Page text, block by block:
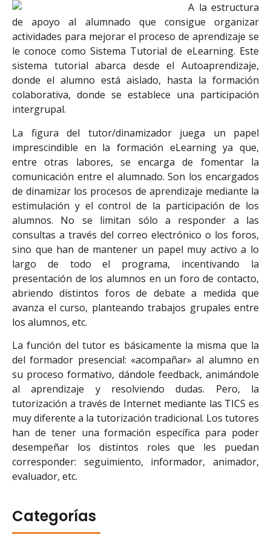
A la estructura
de apoyo al alumnado que consigue organizar
actividades para mejorar el proceso de aprendizaje se
le conoce como Sistema Tutorial de eLearning. Este
sistema tutorial abarca desde el Autoaprendizaje,
donde el alumno está aislado, hasta la formación
colaborativa, donde se establece una participación
intergrupal.
La figura del tutor/dinamizador juega un papel
imprescindible en la formación eLearning ya que,
entre otras labores, se encarga de fomentar la
comunicación entre el alumnado. Son los encargados
de dinamizar los procesos de aprendizaje mediante la
estimulación y el control de la participación de los
alumnos. No se limitan sólo a responder a las
consultas a través del correo electrónico o los foros,
sino que han de mantener un papel muy activo a lo
largo de todo el programa, incentivando la
presentación de los alumnos en un foro de contacto,
abriendo distintos foros de debate a medida que
avanza el curso, planteando trabajos grupales entre
los alumnos, etc.
La función del tutor es básicamente la misma que la
del formador presencial: «acompañar» al alumno en
su proceso formativo, dándole feedback, animándole
al aprendizaje y resolviendo dudas. Pero, la
tutorización a través de Internet mediante las TICS es
muy diferente a la tutorización tradicional. Los tutores
han de tener una formación específica para poder
desempeñar los distintos roles que les puedan
corresponder: seguimiento, informador, animador,
evaluador, etc.
Categorías